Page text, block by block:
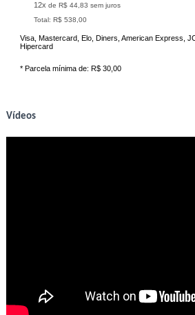
12x de R$ 44,83 sem juros
Total: R$ 538,00
Visa, Mastercard, Elo, Diners, American Express,
Hipercard
* Parcela mínima de: R$ 30,00
Vídeos